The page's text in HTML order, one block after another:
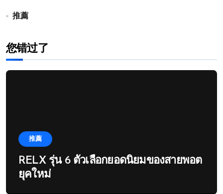
推薦
您错过了
推薦
RELX รุ่น 6 ตัวเลือกยอดนิยมของสายพอต
ยุคใหม่